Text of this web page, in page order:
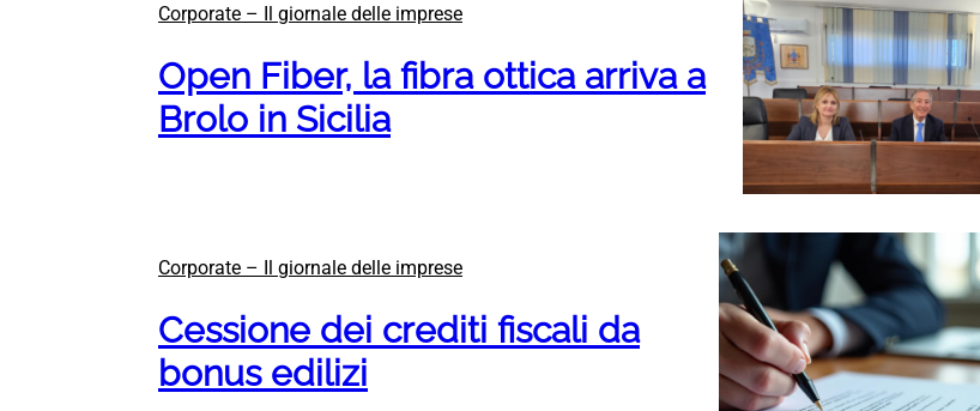
Corporate – Il giornale delle imprese
Open Fiber, la fibra ottica arriva a
Brolo in Sicilia
Corporate – Il giornale delle imprese
Cessione dei crediti fiscali da
bonus edilizi